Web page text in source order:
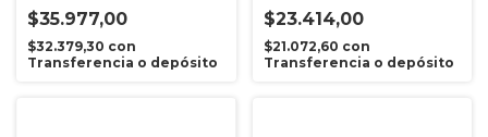
$35.977,00
$32.379,30 con
Transferencia o depósito
$23.414,00
$21.072,60 con
Transferencia o depósito